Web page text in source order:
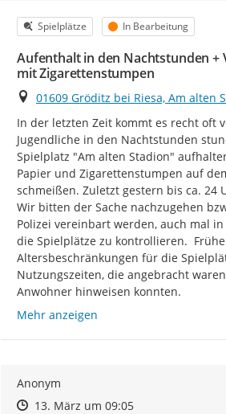
Kategorie
Spielplätze Status
In Bearbeitung
Aufenthalt in den Nachtstunden +
mit Zigarettenstumpen
Ort
01609 Gröditz bei Riesa, Am alten
In der letzten Zeit kommt es recht oft
Jugendliche in den Nachtstunden
Spielplatz "Am alten Stadion"
Papier und Zigarettenstumpen auf
schmeißen. Zuletzt gestern bis ca. 24
Wir bitten der Sache nachzugehen
Polizei vereinbart werden, auch mal
die Spielplätze zu kontrollieren.
Altersbeschränkungen für die
Nutzungszeiten, die angebracht
Anwohner hinweisen konnten.
Mehr anzeigen
Anonym
Zeitpunkt des Erstellens
Zeitpunkt des Erstellens
13. März um 09:05Zur Äußerung